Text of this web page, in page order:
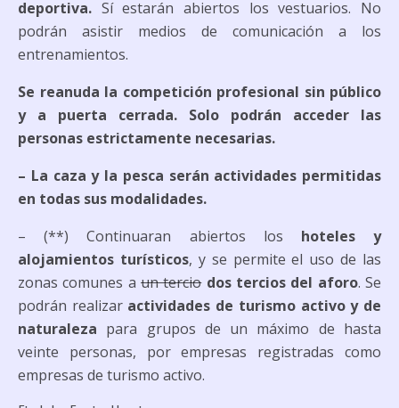
deportiva. Sí estarán abiertos los vestuarios. No
podrán asistir medios de comunicación a los
entrenamientos.
Se reanuda la competición profesional sin público
y a puerta cerrada. Solo podrán acceder las
personas estrictamente necesarias.
– La caza y la pesca serán actividades permitidas
en todas sus modalidades.
– (**) Continuaran abiertos los hoteles y
alojamientos turísticos, y se permite el uso de las
zonas comunes a un tercio dos tercios del aforo. Se
podrán realizar actividades de turismo activo y de
naturaleza para grupos de un máximo de hasta
veinte personas, por empresas registradas como
empresas de turismo activo.